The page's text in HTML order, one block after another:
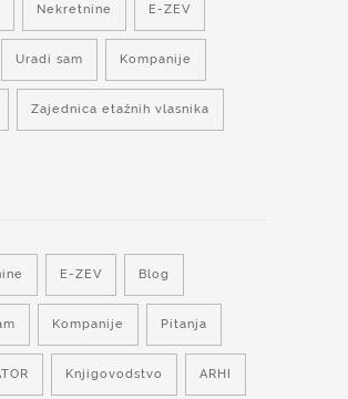
Nekretnine E-ZEV
Uradi sam Kompanije
Zajednica etažnih vlasnika
E-ZEV Blog
Kompanije Pitanja
Knjigovodstvo ARHI